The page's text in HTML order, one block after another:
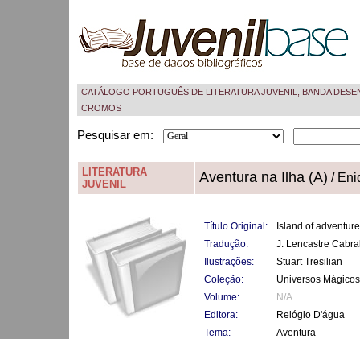
CATÁLOGO PORTUGUÊS DE LITERATURA JUVENIL, BANDA
CROMOS
Pesquisar em:
LITERATURA
JUVENIL
Aventura na Ilha (A) /
Título Original:
Island of
Tradução:
J. Lencastre
Ilustrações:
Stuart Tresilian
Coleção:
Universos Mágicos
Volume:
N/A
Editora:
Relógio D'água
Tema:
Aventura